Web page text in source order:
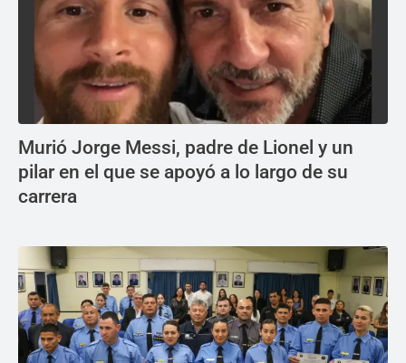
Murió Jorge Messi, padre de Lionel y un
pilar en el que se apoyó a lo largo de su
carrera